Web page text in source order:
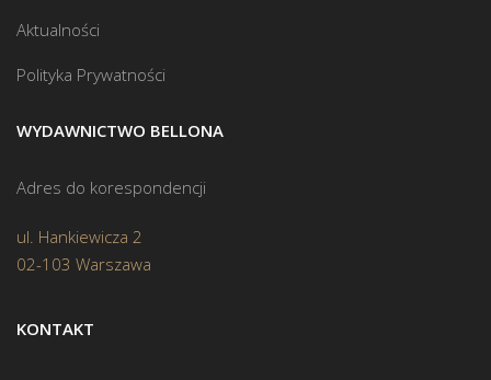
Aktualności
Polityka Prywatności
WYDAWNICTWO BELLONA
Adres do korespondencji
ul. Hankiewicza 2
02-103 Warszawa
KONTAKT